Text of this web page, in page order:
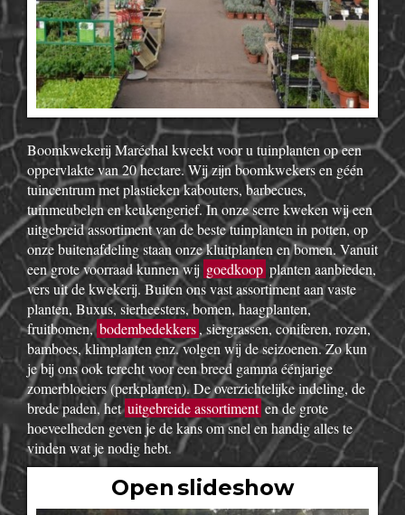
Boomkwekerij Maréchal kweekt voor u tuinplanten op een
oppervlakte van 20 hectare. Wij zijn boomkwekers en géén
tuincentrum met plastieken kabouters, barbecues,
tuinmeubelen en keukengerief. In onze serre kweken wij een
uitgebreid assortiment van de beste tuinplanten in potten, op
onze buitenafdeling staan onze kluitplanten en bomen. Vanuit
een grote voorraad kunnen wij goedkoop planten aanbieden,
vers uit de kwekerij. Buiten ons vast assortiment aan vaste
planten, Buxus, sierheesters, bomen, haagplanten,
fruitbomen,bodembedekkers, siergrassen, coniferen, rozen,
bamboes, klimplanten enz. volgen wij de seizoenen. Zo kun
je bij ons ook terecht voor een breed gamma éénjarige
zomerbloeiers (perkplanten). De overzichtelijke indeling, de
brede paden, hetuitgebreide assortiment en de grote
hoeveelheden geven je de kans om snel en handig alles te
vinden wat je nodig hebt.
Open slideshow